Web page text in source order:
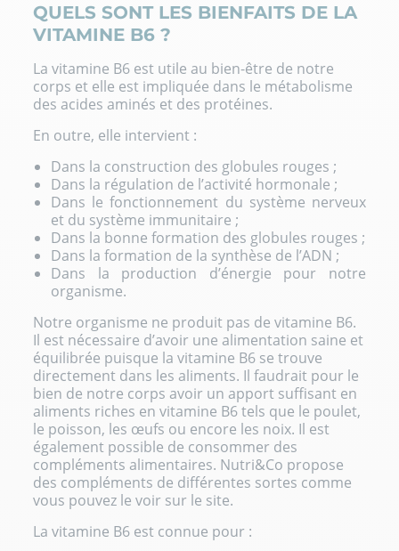
QUELS SONT LES BIENFAITS DE LA
VITAMINE B6 ?
La vitamine B6 est utile au bien-être de notre
corps et elle est impliquée dans le métabolisme
des acides aminés et des protéines.
En outre, elle intervient :
Dans la construction des globules rouges ;
Dans la régulation de l’activité hormonale ;
Dans le fonctionnement du système nerveux
et du système immunitaire ;
Dans la bonne formation des globules rouges ;
Dans la formation de la synthèse de l’ADN ;
Dans la production d’énergie pour notre
organisme.
Notre organisme ne produit pas de vitamine B6.
Il est nécessaire d’avoir une alimentation saine et
équilibrée puisque la vitamine B6 se trouve
directement dans les aliments. Il faudrait pour le
bien de notre corps avoir un apport suffisant en
aliments riches en vitamine B6 tels que le poulet,
le poisson, les œufs ou encore les noix. Il est
également possible de consommer des
compléments alimentaires. Nutri&Co propose
des compléments de différentes sortes comme
vous pouvez le voir sur le site.
La vitamine B6 est connue pour :